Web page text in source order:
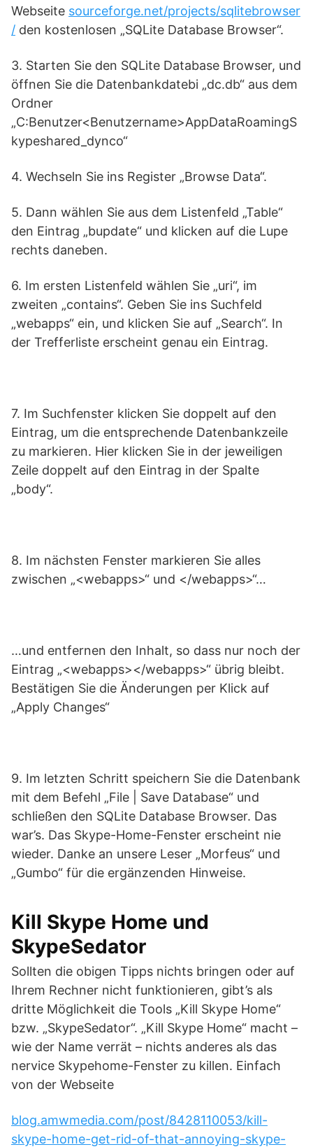
Webseite sourceforge.net/projects/sqlitebrowser
/ den kostenlosen „SQLite Database Browser“.
3. Starten Sie den SQLite Database Browser, und
öffnen Sie die Datenbankdatebi „dc.db“ aus dem
Ordner
„C:Benutzer<Benutzername>AppDataRoamingS
kypeshared_dynco“
4. Wechseln Sie ins Register „Browse Data“.
5. Dann wählen Sie aus dem Listenfeld „Table“
den Eintrag „bupdate“ und klicken auf die Lupe
rechts daneben.
6. Im ersten Listenfeld wählen Sie „uri“, im
zweiten „contains“. Geben Sie ins Suchfeld
„webapps“ ein, und klicken Sie auf „Search“. In
der Trefferliste erscheint genau ein Eintrag.
7. Im Suchfenster klicken Sie doppelt auf den
Eintrag, um die entsprechende Datenbankzeile
zu markieren. Hier klicken Sie in der jeweiligen
Zeile doppelt auf den Eintrag in der Spalte
„body“.
8. Im nächsten Fenster markieren Sie alles
zwischen „<webapps>“ und </webapps>“…
…und entfernen den Inhalt, so dass nur noch der
Eintrag „<webapps></webapps>“ übrig bleibt.
Bestätigen Sie die Änderungen per Klick auf
„Apply Changes“
9. Im letzten Schritt speichern Sie die Datenbank
mit dem Befehl „File | Save Database“ und
schließen den SQLite Database Browser. Das
war’s. Das Skype-Home-Fenster erscheint nie
wieder. Danke an unsere Leser „Morfeus“ und
„Gumbo“ für die ergänzenden Hinweise.
Kill Skype Home und
SkypeSedator
Sollten die obigen Tipps nichts bringen oder auf
Ihrem Rechner nicht funktionieren, gibt’s als
dritte Möglichkeit die Tools „Kill Skype Home“
bzw. „SkypeSedator“. „Kill Skype Home“ macht –
wie der Name verrät – nichts anderes als das
nervice Skypehome-Fenster zu killen. Einfach
von der Webseite
blog.amwmedia.com/post/8428110053/kill-
skype-home-get-rid-of-that-annoying-skype-